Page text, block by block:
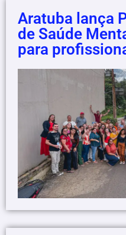
Aratuba lança
de Saúde
para